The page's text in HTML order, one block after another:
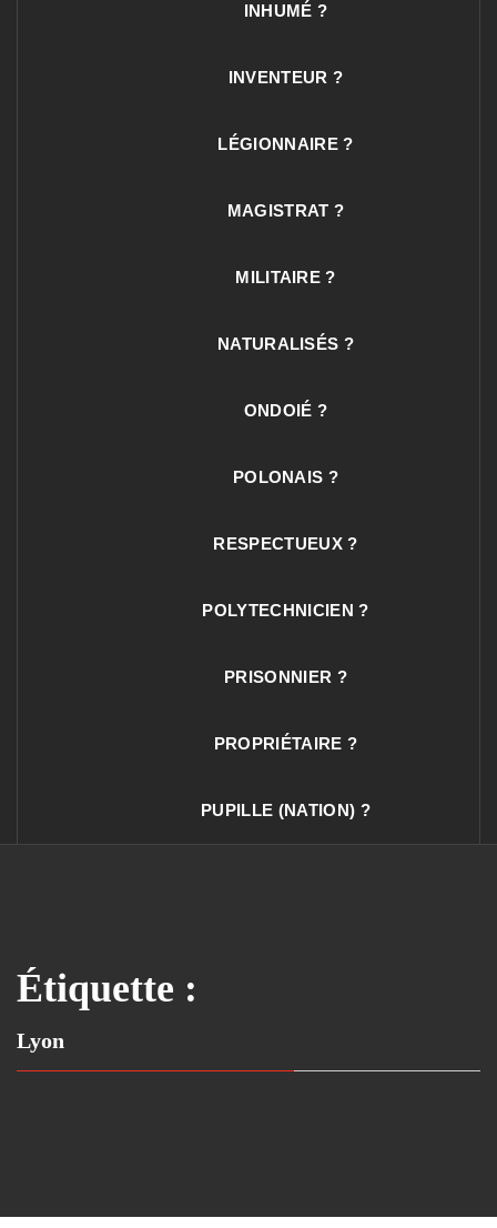
INHUMÉ ?
INVENTEUR ?
LÉGIONNAIRE ?
MAGISTRAT ?
MILITAIRE ?
NATURALISÉS ?
ONDOIÉ ?
POLONAIS ?
RESPECTUEUX ?
POLYTECHNICIEN ?
PRISONNIER ?
PROPRIÉTAIRE ?
PUPILLE (NATION) ?
Étiquette :
Lyon